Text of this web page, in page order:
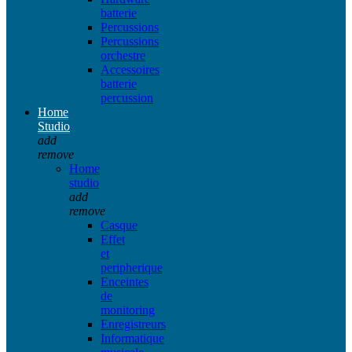
batterie
Percussions
Percussions
orchestre
Accessoires
batterie
percussion
Home
Studio
add
remove
Home
studio
add
remove
Casque
Effet
et
peripherique
Enceintes
de
monitoring
Enregistreurs
Informatique